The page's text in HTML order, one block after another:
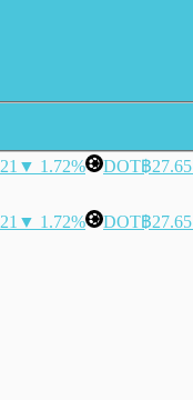
▼ 1.72% DOT฿27.65
▼ 1.72% DOT฿27.65